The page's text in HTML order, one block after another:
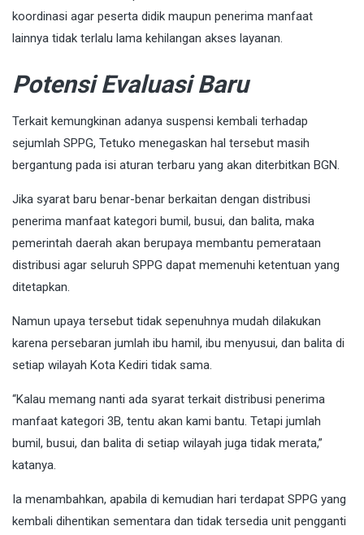
koordinasi agar peserta didik maupun penerima manfaat
lainnya tidak terlalu lama kehilangan akses layanan.
Potensi Evaluasi Baru
Terkait kemungkinan adanya suspensi kembali terhadap
sejumlah SPPG, Tetuko menegaskan hal tersebut masih
bergantung pada isi aturan terbaru yang akan diterbitkan BGN.
Jika syarat baru benar-benar berkaitan dengan distribusi
penerima manfaat kategori bumil, busui, dan balita, maka
pemerintah daerah akan berupaya membantu pemerataan
distribusi agar seluruh SPPG dapat memenuhi ketentuan yang
ditetapkan.
Namun upaya tersebut tidak sepenuhnya mudah dilakukan
karena persebaran jumlah ibu hamil, ibu menyusui, dan balita di
setiap wilayah Kota Kediri tidak sama.
“Kalau memang nanti ada syarat terkait distribusi penerima
manfaat kategori 3B, tentu akan kami bantu. Tetapi jumlah
bumil, busui, dan balita di setiap wilayah juga tidak merata,”
katanya.
Ia menambahkan, apabila di kemudian hari terdapat SPPG yang
kembali dihentikan sementara dan tidak tersedia unit pengganti